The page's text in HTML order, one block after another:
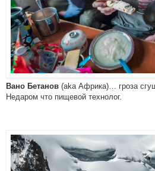
Вано Бетанов (aka Африка)… гроза
Недаром что пищевой технолог.